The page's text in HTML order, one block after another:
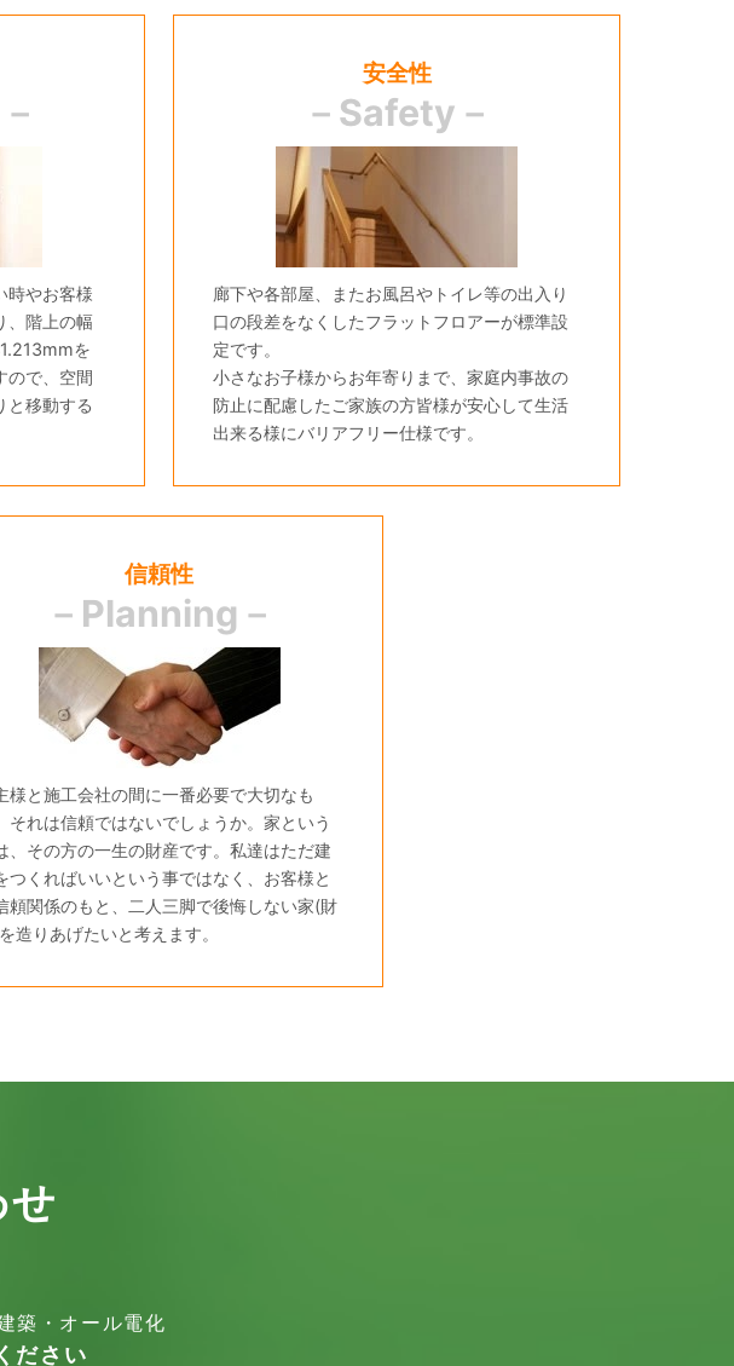
時やお客様
、階上の幅
を
ので、空間
と移動する
安全性
－Safety－
廊下や各部屋、またお風呂やトイレ等の出入り
口の段差をなくしたフラットフロアーが標準設
定です。
小さなお子様からお年寄りまで、家庭内事故の
防止に配慮したご家族の方皆様が安心して生活
出来る様にバリアフリー仕様です。
信頼性
－Planning－
様と施工会社の間に一番必要で大切なも
それは信頼ではないでしょうか。家という
、その方の一生の財産です。私達はただ建
つくればいいという事ではなく、お客様と
頼関係のもと、二人三脚で後悔しない家(財
造りあげたいと考えます。
築・オール電化
ださい